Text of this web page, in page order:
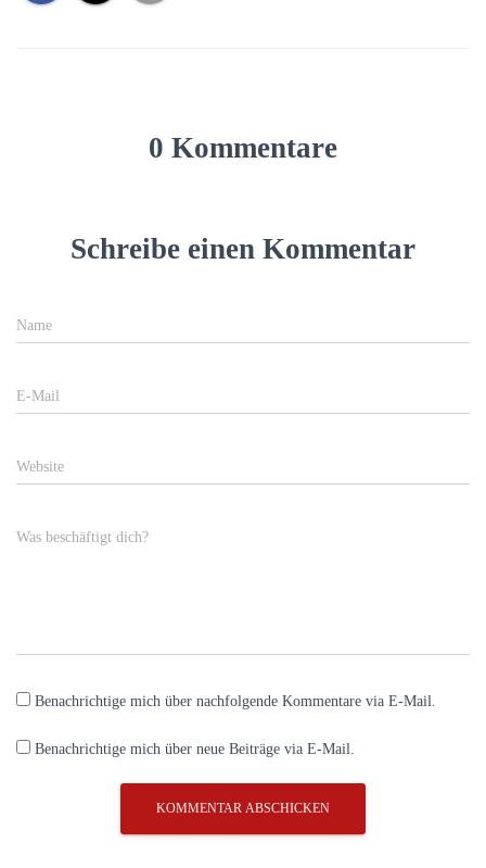
0 Kommentare
Schreibe einen Kommentar
Name
E-Mail
Website
Was beschäftigt dich?
Benachrichtige mich über nachfolgende Kommentare via E-Mail.
Benachrichtige mich über neue Beiträge via E-Mail.